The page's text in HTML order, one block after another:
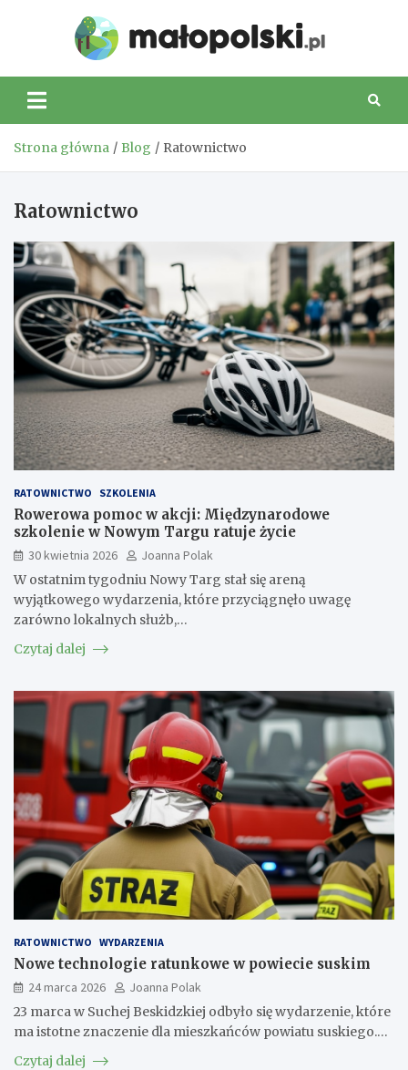
Strona główna Blog Ratownictwo
Ratownictwo
RATOWNICTWO SZKOLENIA
Rowerowa pomoc w akcji: Międzynarodowe
szkolenie w Nowym Targu ratuje życie
30 kwietnia 2026
Joanna Polak
W ostatnim tygodniu Nowy Targ stał się areną
wyjątkowego wydarzenia, które przyciągnęło uwagę
zarówno lokalnych służb,…
Czytaj dalej
RATOWNICTWO WYDARZENIA
Nowe technologie ratunkowe w powiecie suskim
24 marca 2026
Joanna Polak
23 marca w Suchej Beskidzkiej odbyło się wydarzenie, które
ma istotne znaczenie dla mieszkańców powiatu suskiego.…
Czytaj dalej